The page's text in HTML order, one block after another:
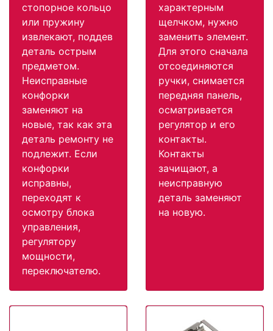
стопорное кольцо
или пружину
извлекают, поддев
деталь острым
предметом.
Неисправные
конфорки
заменяют на
новые, так как эта
деталь ремонту не
подлежит. Если
конфорки
исправны,
переходят к
осмотру блока
управления,
регулятору
мощности,
переключателю.
характерным
щелчком, нужно
заменить элемент.
Для этого сначала
отсоединяются
ручки, снимается
передняя панель,
осматривается
регулятор и его
контакты.
Контакты
зачищают, а
неисправную
деталь заменяют
на новую.